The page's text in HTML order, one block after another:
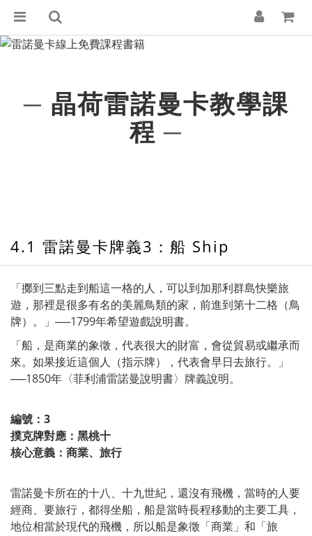
─ 晶荷雷諾曼卡教學課
程─
4.1 雷諾曼卡牌義3：船 Ship
「擲到三點走到船這一格的人，可以到加那利群島快樂旅
遊，那裡是很多有名的美麗鳥類的家，前進到第十二格（鳥
牌）。」──1799年希望遊戲說明書。
「船，是商業的象徵，代表很大的財富，會從貿易或繼承而
來。如果接近這個人（指示牌），代表會早日去旅行。」
──1850年〈菲利浦雷諾曼說明書〉牌義說明。
編號：3
撲克牌對應：黑桃十
核心意義：商業、旅行
雷諾曼卡所在的十八、十九世紀，還沒有飛機，當時的人要
經商、要旅行，都得坐船，船是當時長程移動的主要工具，
地位相當於現代的飛機，所以船是象徵「商業」和「旅